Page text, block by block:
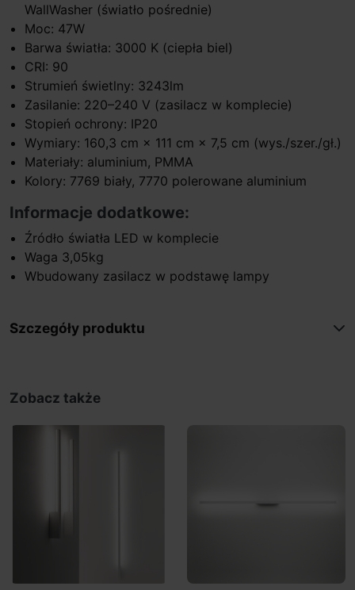
WallWasher (światło pośrednie)
Moc: 47W
Barwa światła: 3000 K (ciepła biel)
CRI: 90
Strumień świetlny: 3243lm
Zasilanie: 220–240 V (zasilacz w komplecie)
Stopień ochrony: IP20
Wymiary: 160,3 cm × 111 cm × 7,5 cm (wys./szer./gł.)
Materiały: aluminium, PMMA
Kolory: 7769 biały, 7770 polerowane aluminium
Informacje dodatkowe:
Źródło światła LED w komplecie
Waga 3,05kg
Wbudowany zasilacz w podstawę lampy
Szczegóły produktu
Zobacz także